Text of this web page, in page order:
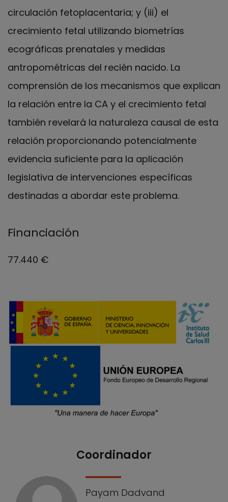
circulación fetoplacentaria; y (iii) el
crecimiento fetal utilizando biometrías
ecográficas prenatales y medidas
antropométricas del recién nacido. La
comprensión de los mecanismos que explican
la relación entre la CA y el crecimiento fetal
también revelará la naturaleza causal de esta
relación proporcionando potencialmente
evidencia suficiente para la aplicación
legislativa de intervenciones específicas
destinadas a abordar este problema.
Financiación
77.440 €
Coordinador
Payam Dadvand